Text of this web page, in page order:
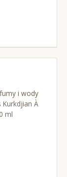
i wody
Kurkdjian À
ml